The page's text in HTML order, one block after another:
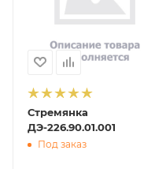
Стремянка
ДЭ-226.90.01.001
Под заказ